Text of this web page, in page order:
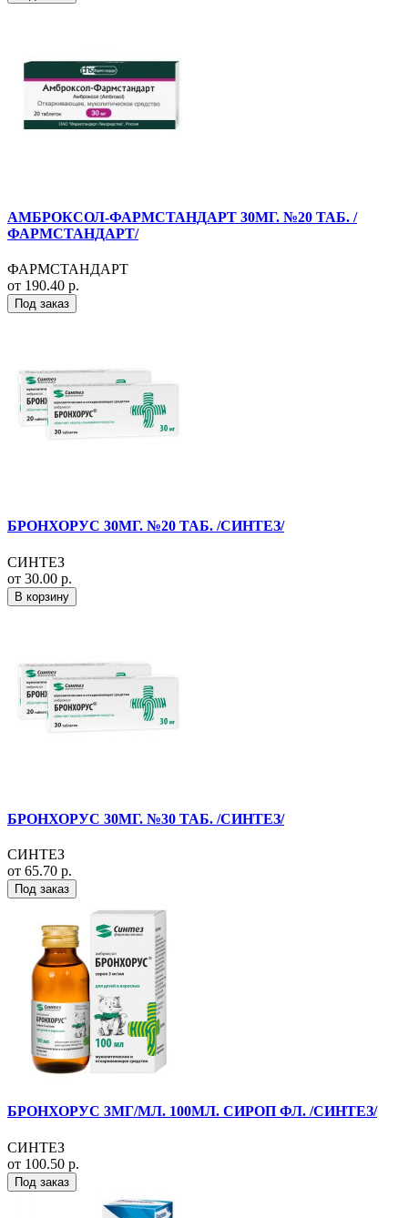
АМБРОКСОЛ-ФАРМСТАНДАРТ 30МГ. №20 ТАБ. /
ФАРМСТАНДАРТ/
ФАРМСТАНДАРТ
от 190.40 р.
Под заказ
БРОНХОРУС 30МГ. №20 ТАБ. /СИНТЕЗ/
СИНТЕЗ
от 30.00 р.
В корзину
БРОНХОРУС 30МГ. №30 ТАБ. /СИНТЕЗ/
СИНТЕЗ
от 65.70 р.
Под заказ
БРОНХОРУС 3МГ/МЛ. 100МЛ. СИРОП ФЛ. /СИНТЕЗ/
СИНТЕЗ
от 100.50 р.
Под заказ